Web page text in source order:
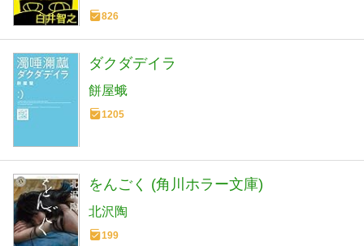
826
ダクダデイラ
餅屋蛾
1205
をんごく (角川ホラー文庫)
北沢陶
199